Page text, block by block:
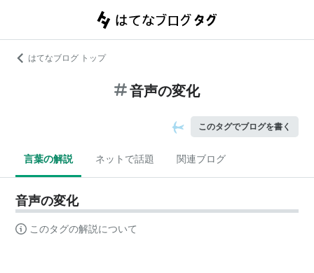
はてなブログ トップ
音声の変化
このタグでブログを書く
言葉の解説 ネットで話題 関連ブログ
音声の変化
このタグの解説について